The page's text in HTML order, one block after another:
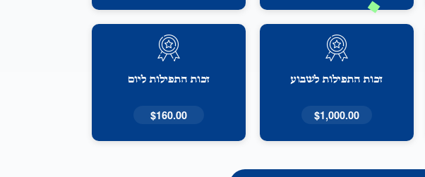
זכות התפילות לשבוע
$1,000.00
זכות התפילות ליום
$160.00